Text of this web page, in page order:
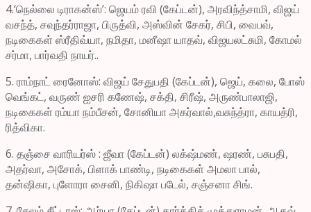
4.‘நெல்லை டிராகன்ஸ்’: ஜெயம் ரவி (கேப்டன்), அரவிந்த்சாமி, விஜய்
வசந்த், சவுந்தர்ராஜா, பிருத்வி, அஸ்வின் சேகர், சிபி, வைபவ்,
நடிகைகள் ஸ்ரீதிவ்யா, நமிதா, மனீஷா யாதவ், விஜயலட்சுமி, கோமல்
சர்மா, பார்வதி நாயர்..
5. ராம்நாட் ரைனோஸ்: விஜய் சேதுபதி (கேப்டன்), ஜெய், கலை, போஸ்
வெங்கட், வருண் ஐசரி கணேஷ், சக்தி, சிரீஷ், அருண்பாலாஜி,
நடிகைகள் ரம்யா நம்பீசன், சோனியா அகர்வால்,வசுந்த்ரா, காயத்ரி,
ரித்விகா.
6. தஞ்சை வாரியர்ஸ் : ஜீவா (கேப்டன்) லக்‌ஷ்மண், ஷரண், பசுபதி,
அதர்வா, அசோக், பிளாக் பாண்டி, நடிகைகள் அமலா பால்,
தன்ஷிகா, புளோரா சைனி, நிகிஷா படேல், சஞ்சனா சிங்.